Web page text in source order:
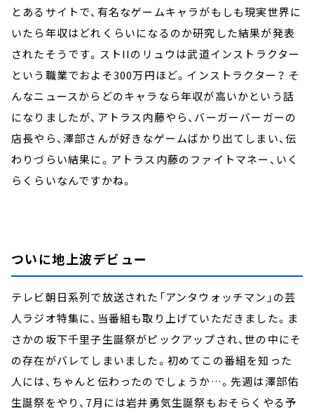
とあるサイトで、有名なゲームキャラがもしも現実世界に
いたら年収はどれくらいになるのか研究した結果が発表
されたそうです。ストIIのリュウは武道インストラクター
という職業でおよそ300万円ほど。インストラクター？ そ
んなニュースからどのキャラなら年収が高いかという話
になりましたが、アトラス内藤やら、バーガーバーガーの
店長やら、澤部さんが好きなゲームばかり出てしまい、伝
わりづらい結果に。アトラス内藤のファイトマネー、いく
らくらいなんですかね。
ついに地上波デビュー
テレビ朝日系列で放送された「アンタウォッチマン」の芸
人ラジオ特集に、当番組も取り上げていただきました。ま
さかの坂下千里子生誕祭がピックアップされ、世の中にそ
の存在がバレてしまいました。初めてこの番組を知った
人には、ちゃんと伝わったのでしょうか…。先週は澤部佑
生誕祭をやり、7月には岩井勇気生誕祭もおそらくやる予